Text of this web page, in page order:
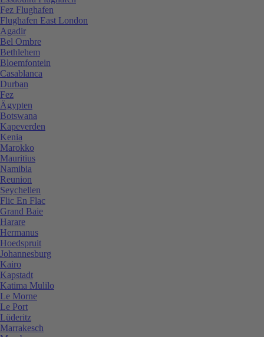
Fez Flughafen
Flughafen East London
Agadir
Bel Ombre
Bethlehem
Bloemfontein
Casablanca
Durban
Fez
Ägypten
Botswana
Kapeverden
Kenia
Marokko
Mauritius
Namibia
Reunion
Seychellen
Flic En Flac
Grand Baie
Harare
Hermanus
Hoedspruit
Johannesburg
Kairo
Kapstadt
Katima Mulilo
Le Morne
Le Port
Lüderitz
Marrakesch